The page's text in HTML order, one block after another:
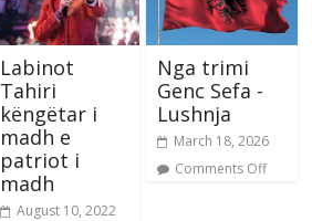
Labinot
Tahiri
këngëtar i
madh e
patriot i
madh
August 10, 2022
Nga trimi
Genc Sefa -
Lushnja
March 18, 2026
Comments Off